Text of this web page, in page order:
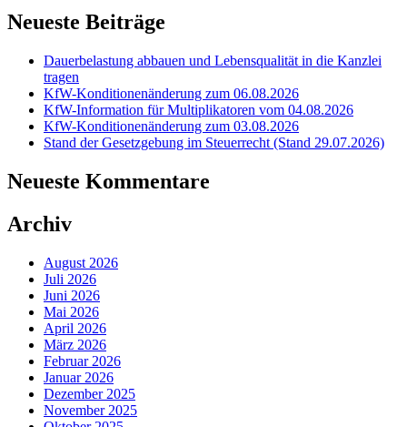
Neueste Beiträge
Dauerbelastung abbauen und Lebensqualität in die Kanzlei
tragen
KfW-Konditionenänderung zum 06.08.2026
KfW-Information für Multiplikatoren vom 04.08.2026
KfW-Konditionenänderung zum 03.08.2026
Stand der Gesetzgebung im Steuerrecht (Stand 29.07.2026)
Neueste Kommentare
Archiv
August 2026
Juli 2026
Juni 2026
Mai 2026
April 2026
März 2026
Februar 2026
Januar 2026
Dezember 2025
November 2025